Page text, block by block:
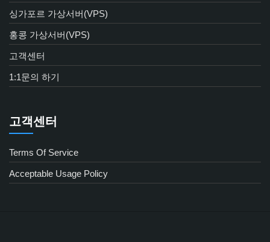
싱가포르 가상서버(VPS)
홍콩 가상서버(VPS)
고객센터
1:1문의 하기
고객센터
Terms Of Service
Acceptable Usage Policy